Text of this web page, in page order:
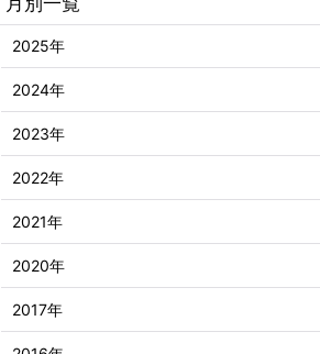
2025年
2024年
2023年
2022年
2021年
2020年
2017年